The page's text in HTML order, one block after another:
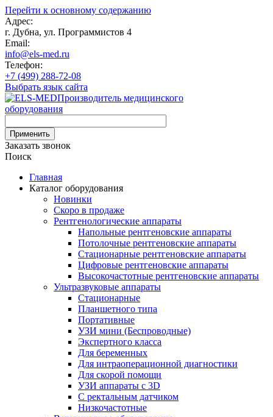
Перейти к основному содержанию
Адрес:
г. Дубна, ул. Программистов 4
Email:
info@els-med.ru
Телефон:
+7 (499) 288-72-08
Выбрать язык сайта
Производитель медицинского
оборудования
Заказать звонок
Поиск
Главная
Каталог оборудования
Новинки
Скоро в продаже
Рентгенологические аппараты
Напольные рентгеновские аппараты
Потолочные рентгеновские аппараты
Стационарные рентгеновские аппараты
Цифровые рентгеновские аппараты
Высокочастотные рентгеновские аппараты
Ультразвуковые аппараты
Стационарные
Планшетного типа
Портативные
УЗИ мини (Беспроводные)
Экспертного класса
Для беременных
Для интраоперационной диагностики
Для скорой помощи
УЗИ аппараты с 3D
С ректальным датчиком
Низкочастотные